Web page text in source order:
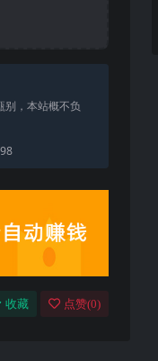
别，本站概不负
收藏 点赞(0)